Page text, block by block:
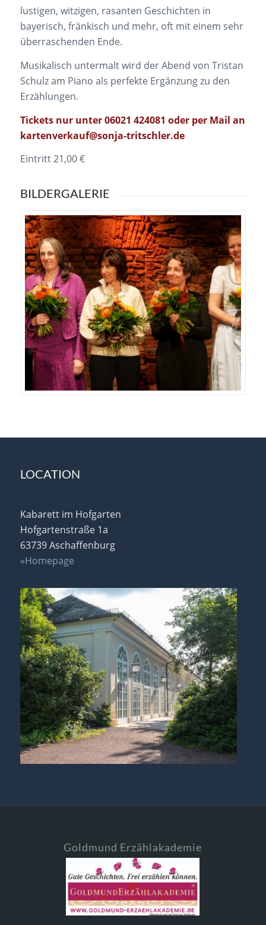
lustigen, witzigen, rasanten Geschichten in
bayerisch, fränkisch und mehr, oft mit einem sehr
überraschenden Ende.
Musikalisch untermalt wird der Abend von Tristan
Schulz am Piano als perfekte Ergänzung zu den
Erzählungen.
Tickets nur unter 06021 424081 oder per Mail an
kartenverkauf@sonja-tritschler.de
Eintritt 21,00 €
BILDERGALERIE
LOCATION
Kabarett im Hofgarten
Hofgartenstraße 1a
63739 Aschaffenburg
»Homepage
Goldmund Erzählakademie